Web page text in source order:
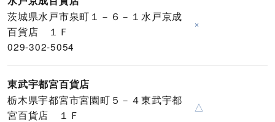
茨城県水戸市泉町１－６－１水戸京成
百貨店 １Ｆ
029-302-5054
×
東武宇都宮百貨店
栃木県宇都宮市宮園町５－４東武宇都
宮百貨店 １Ｆ
△